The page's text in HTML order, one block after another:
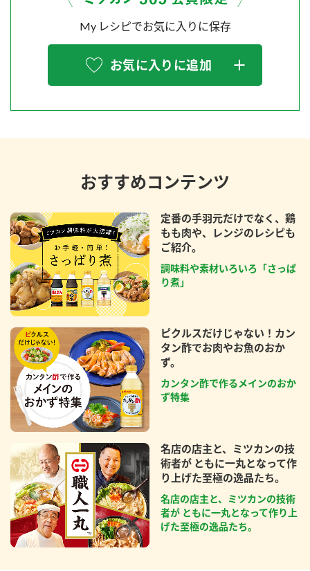
My レシピでお気に入りに保存
お気に入りに追加
おすすめコンテンツ
定番の手羽元だけでなく、鶏
もも肉や、レンジのレシピも
ご紹介。
調味料や素材いろいろ「さっぱ
り煮」
ピクルスだけじゃない！カン
タン酢でお肉やお魚のおか
ず。
カンタン酢で作るメインのおか
ず特集
名店の店主と、ミツカンの技
術者が ともに一丸となって作
り上げた至極の逸品たち。
名店の店主と、ミツカンの技術
者が ともに一丸となって作り上
げた至極の逸品たち。